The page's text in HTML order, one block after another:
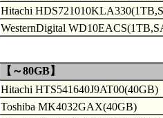
Hitachi
WesternDigital
【～80GB】
Hitachi HTS541640J9AT00(40GB)
Toshiba MK4032GAX(40GB)